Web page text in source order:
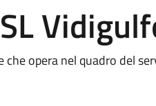
che opera nel quadro del